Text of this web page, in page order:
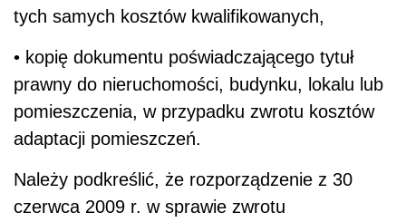
tych samych kosztów kwalifikowanych,
• kopię dokumentu poświadczającego tytuł
prawny do nieruchomości, budynku, lokalu lub
pomieszczenia, w przypadku zwrotu kosztów
adaptacji pomieszczeń.
Należy podkreślić, że rozporządzenie z 30
czerwca 2009 r. w sprawie zwrotu